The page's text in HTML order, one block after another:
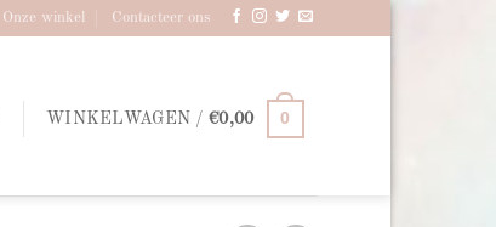
Onze winkel Contacteer ons
WINKELWAGEN /€0,00 0